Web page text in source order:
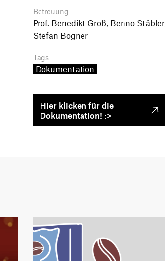
Betreuung
Prof. Benedikt Groß, Benno Stäbler,
Stefan Bogner
Tags
Dokumentation
Hier klicken für die
Dokumentation! :>